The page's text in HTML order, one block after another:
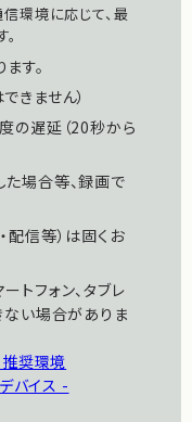
環境に応じて、最
す。
きません）
の遅延（20秒から
場合等、録画で
配信等）は固くお
トフォン、タブレ
ない場合がありま
推奨環境
バイス -